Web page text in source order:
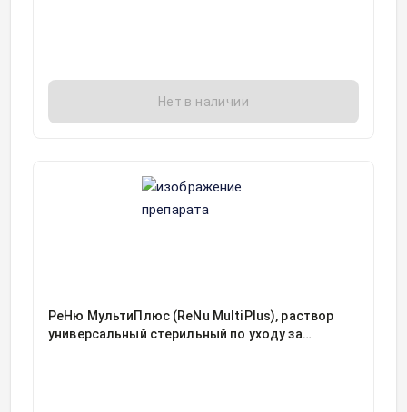
Нет в наличии
РеНю МультиПлюс (ReNu MultiPlus), раствор
универсальный стерильный по уходу за